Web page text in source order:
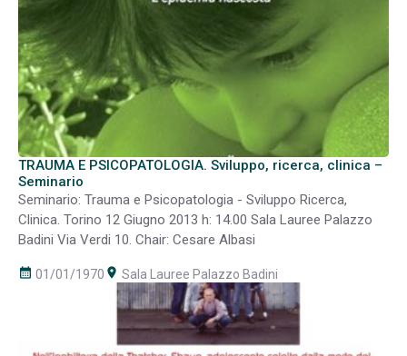
TRAUMA E PSICOPATOLOGIA. Sviluppo, ricerca, clinica –
Seminario
Seminario: Trauma e Psicopatologia - Sviluppo Ricerca,
Clinica. Torino 12 Giugno 2013 h: 14.00 Sala Lauree Palazzo
Badini Via Verdi 10. Chair: Cesare Albasi
calendar_month 01/01/1970 room Sala Lauree Palazzo Badini